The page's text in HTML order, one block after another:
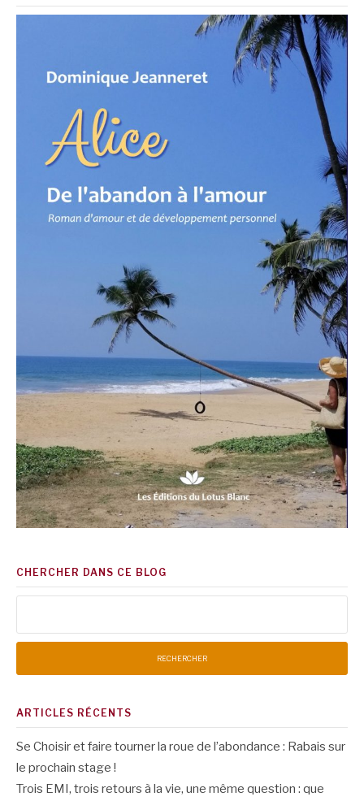
CHERCHER DANS CE BLOG
ARTICLES RÉCENTS
Se Choisir et faire tourner la roue de l’abondance : Rabais sur
le prochain stage !
Trois EMI, trois retours à la vie, une même question : que